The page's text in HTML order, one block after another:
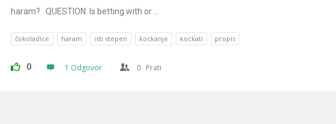
haram? QUESTION: Is betting with or ...
čokoladice haram isti stepen kockanje kockati propis
0 1 Odgovor 0 Prati